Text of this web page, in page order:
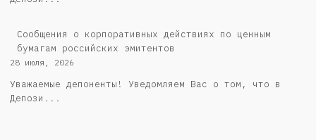
Cообщения о корпоративных действиях по ценным
бумагам российских эмитентов
28 июля, 2026
Уважаемые депоненты! Уведомляем Вас о том, что в
Депози...